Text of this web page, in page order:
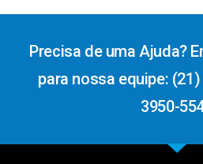
Precisa de uma Ajuda?
para nossa equipe:
3950-